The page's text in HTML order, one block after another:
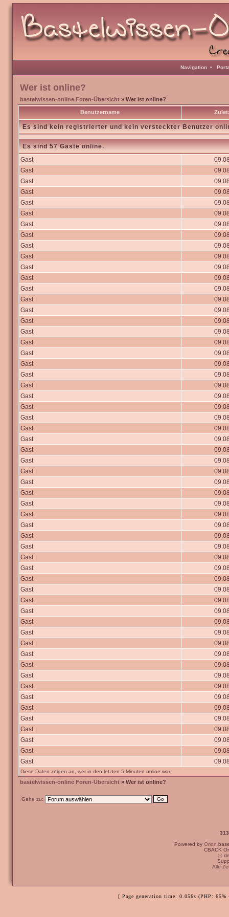
Navigation •
Wer ist online?
bastelwissen-online Foren-Übersicht » Wer ist online?
Benutzername
Es sind kein registrierter und kein versteckter Benutzer
Es sind 57 Gäste online.
Gast
Gast
Gast
Gast
Gast
Gast
Gast
Gast
Gast
Gast
Gast
Gast
Gast
Gast
Gast
Gast
Gast
Gast
Gast
Gast
Gast
Gast
Gast
Gast
Gast
Gast
Gast
Gast
Gast
Gast
Gast
Gast
Gast
Gast
Gast
Gast
Gast
Gast
Gast
Gast
Gast
Gast
Gast
Gast
Gast
Gast
Gast
Gast
Gast
Gast
Gast
Gast
Gast
Gast
Gast
Gast
Gast
Diese Daten zeigen an, wer in den letzten 5 Minuten online war.
bastelwissen-online Foren-Übersicht » Wer ist online?
Gehe zu:
Powered by Orion
CBACK
:-:
Alle
[ Page generation time: 0.056s (PHP: